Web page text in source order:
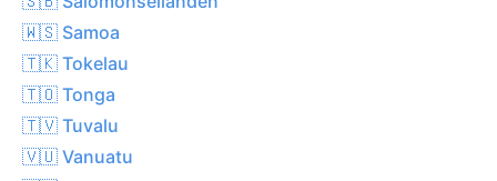
🇼🇸 Samoa
🇹🇰 Tokelau
🇹🇴 Tonga
🇹🇻 Tuvalu
🇻🇺 Vanuatu